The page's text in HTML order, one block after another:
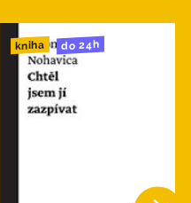
kniha do 24h